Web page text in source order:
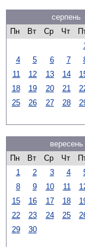
серпень
Пн
Вт Ср Чт
4
5 6 7
11
12 13 14
18
19 20 21
25
26 27 28
вересень
Пн
Вт Ср Чт
1
2 3 4
8
9 10 11
15
16 17 18
22
23 24 25
29
30